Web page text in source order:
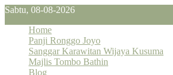
Sabtu, 08-08-2026
Home
Panji Ronggo Joyo
Sanggar Karawitan Wijaya Kusuma
Majlis Tombo Bathin
Blog